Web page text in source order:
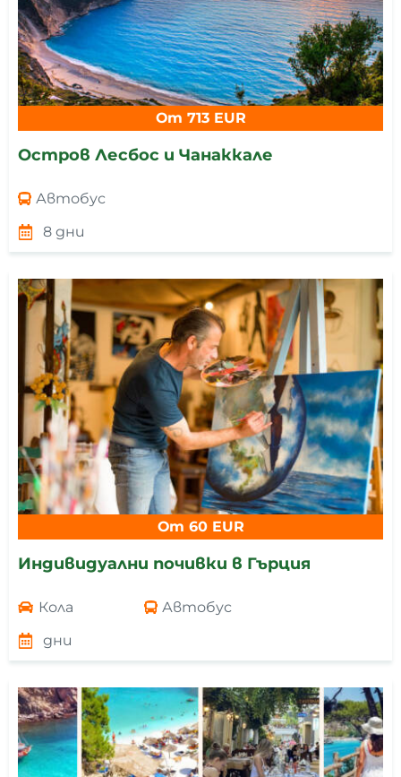
От 713 EUR
Остров Лесбос и Чанаккале
Автобус
8 дни
От 60 EUR
Индивидуални почивки в Гърция
Кола
Автобус
дни